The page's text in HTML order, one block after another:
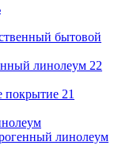
бытовой
линолеум 22
покрытие 21
линолеум